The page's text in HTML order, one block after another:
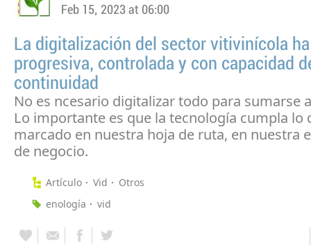
Feb 15, 2023 at 06:00
La digitalización del sector vitivinícola
progresiva, controlada y con capacidad
continuidad
No es ncesario digitalizar todo para sumarse
Lo importante es que la tecnología cumpla lo
marcado en nuestra hoja de ruta, en nuestra
de negocio.
Artículo Vid
Otros
enología
vid